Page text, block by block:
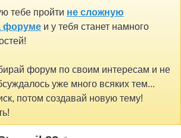
тебе пройти не сложную
форуме и у тебя станет намного
форум по своим интересам и не
уже много всяких тем...
потом создавай новую тему!